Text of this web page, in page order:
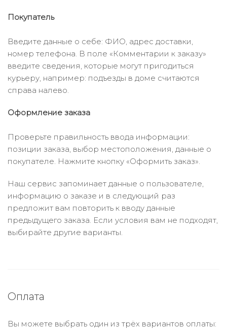
Покупатель
Введите данные о себе: ФИО, адрес доставки,
номер телефона. В поле «Комментарии к заказу»
введите сведения, которые могут пригодиться
курьеру, например: подъезды в доме считаются
справа налево.
Оформление заказа
Проверьте правильность ввода информации:
позиции заказа, выбор местоположения, данные о
покупателе. Нажмите кнопку «Оформить заказ».
Наш сервис запоминает данные о пользователе,
информацию о заказе и в следующий раз
предложит вам повторить к вводу данные
предыдущего заказа. Если условия вам не подходят,
выбирайте другие варианты.
Оплата
Вы можете выбрать один из трёх вариантов оплаты: